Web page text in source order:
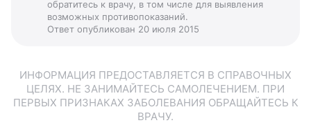
обратитесь к врачу, в том числе для выявления
возможных противопоказаний.
Ответ опубликован 20 июля 2015
ИНФОРМАЦИЯ ПРЕДОСТАВЛЯЕТСЯ В СПРАВОЧНЫХ
ЦЕЛЯХ. НЕ ЗАНИМАЙТЕСЬ САМОЛЕЧЕНИЕМ. ПРИ
ПЕРВЫХ ПРИЗНАКАХ ЗАБОЛЕВАНИЯ ОБРАЩАЙТЕСЬ К
ВРАЧУ.